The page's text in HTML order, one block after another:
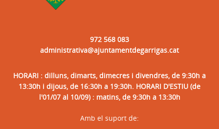
972 568 083
administrativa@ajuntamentdegarrigas.cat
HORARI : dilluns, dimarts, dimecres i divendres, de 9:30h a
13:30h i dijous, de 16:30h a 19:30h. HORARI D'ESTIU (de
l'01/07 al 10/09) : matins, de 9:30h a 13:30h
Amb el suport de: